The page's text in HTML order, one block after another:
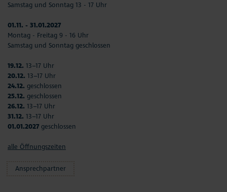
Samstag und Sonntag 13 - 17 Uhr
01.11. - 31.01.2027
Montag - Freitag 9 - 16 Uhr
Samstag und Sonntag geschlossen
19.12. 13–17 Uhr
20.12. 13–17 Uhr
24.12. geschlossen
25.12. geschlossen
26.12. 13–17 Uhr
31.12. 13–17 Uhr
01.01.2027 geschlossen
alle Öffnungszeiten
Ansprechpartner